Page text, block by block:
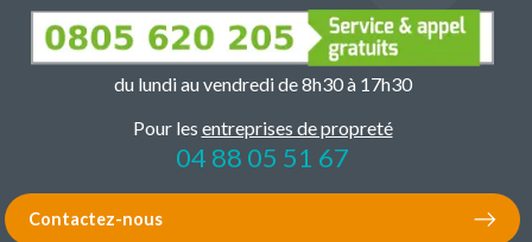
du lundi au vendredi de 8h30 à 17h30
Pour les entreprises de propreté
04 88 05 51 67
Contactez-nous